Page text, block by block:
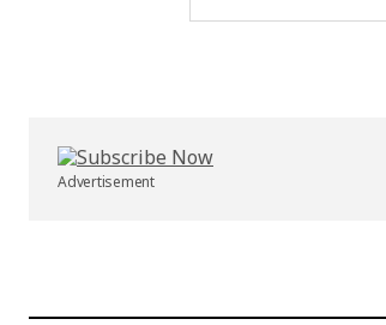
Advertisement